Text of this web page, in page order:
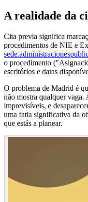
A realidade da
Cita previa significa
procedimentos de NIE e
o procedimento
escritórios e datas
O problema de Madrid é
não mostra qualquer vaga.
imprevisíveis, e
uma fatia significativa da
que estás a planear.